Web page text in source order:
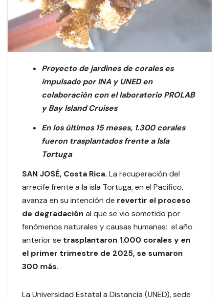
Proyecto de jardines de corales es
impulsado por INA y UNED en
colaboración con el laboratorio PROLAB
y Bay Island Cruises
En los últimos 15 meses, 1.300 corales
fueron trasplantados frente a Isla
Tortuga
SAN JOSÉ, Costa Rica. La recuperación del
arrecife frente a la isla Tortuga, en el Pacífico,
avanza en su intención de revertir el proceso
de degradación al que se vio sometido por
fenómenos naturales y causas humanas: el año
anterior se trasplantaron 1.000 corales y en
el primer trimestre de 2025, se sumaron
300 más.
La Universidad Estatal a Distancia (UNED), sede